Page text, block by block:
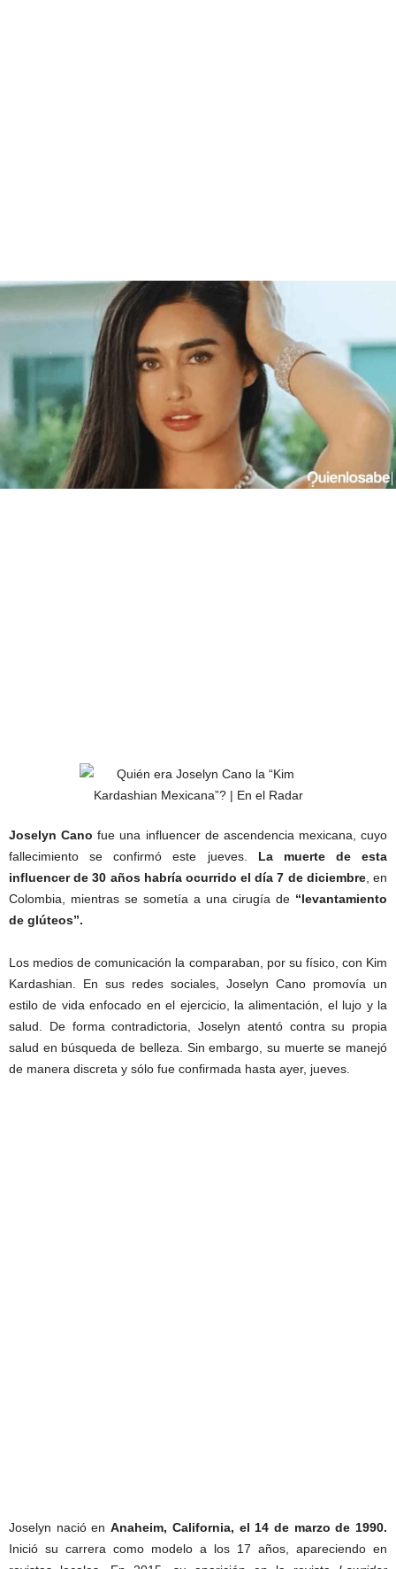
Joselyn Cano fue una influencer de ascendencia mexicana, cuyo
fallecimiento se confirmó este jueves. La muerte de esta
influencer de 30 años habría ocurrido el día 7 de diciembre, en
Colombia, mientras se sometía a una cirugía de “levantamiento
de glúteos”.
Los medios de comunicación la comparaban, por su físico, con Kim
Kardashian. En sus redes sociales, Joselyn Cano promovía un
estilo de vida enfocado en el ejercicio, la alimentación, el lujo y la
salud. De forma contradictoria, Joselyn atentó contra su propia
salud en búsqueda de belleza. Sin embargo, su muerte se manejó
de manera discreta y sólo fue confirmada hasta ayer, jueves.
Joselyn nació enAnaheim, California, el 14 de marzo de 1990.
Inició su carrera como modelo a los 17 años, apareciendo en